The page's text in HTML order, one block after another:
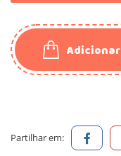
Adicionar
Partilhar em: